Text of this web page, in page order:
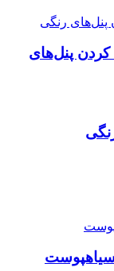
پنل‌های